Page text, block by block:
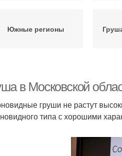
Южные регионы
в Московской
груши не растут
типа с хорошими